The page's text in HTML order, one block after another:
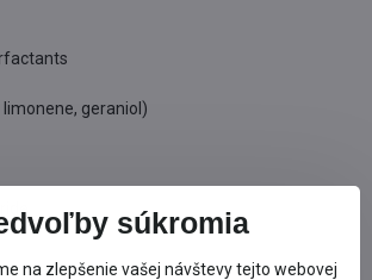
geraniol)
súkromia
na zlepšenie vašej návštevy tejto webovej